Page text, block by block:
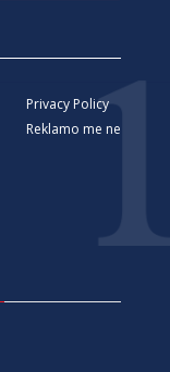
Privacy Policy
Reklamo me ne